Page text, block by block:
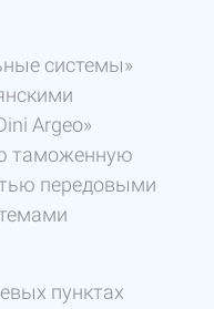
системы»
Argeo»
таможенную
передовыми
пунктах